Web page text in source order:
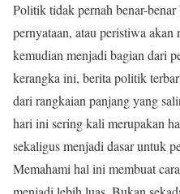
Politik tidak pernah benar-
pernyataan, atau peristiwa akan
kemudian menjadi bagian dari
kerangka ini, berita politik
dari rangkaian panjang yang
hari ini sering kali merupakan
sekaligus menjadi dasar untuk
Memahami hal ini membuat